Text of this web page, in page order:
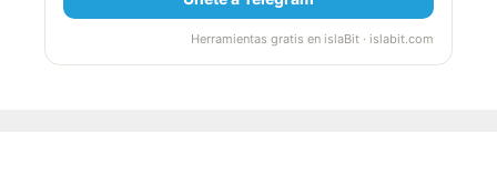
Herramientas gratis en islaBit · islabit.com